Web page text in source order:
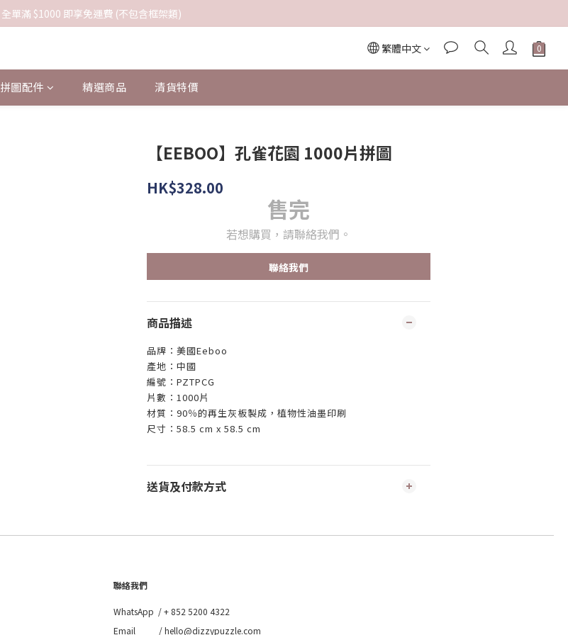
全單滿 $1000 即享免運費 (不包含框架類)
繁體中文
拼圖配件 精選商品 清貨特價
【EEBOO】孔雀花園 1000片拼圖
HK$328.00
售完
若想購買，請聯絡我們。
聯絡我們
商品描述
品牌：美國Eeboo
產地：中國
編號：PZTPCG
片數：1000片
材質：90％的再生灰板製成，植物性油墨印刷
尺寸：58.5 cm x 58.5 cm
送貨及付款方式
聯絡我們
WhatsApp /+ 852 5200 4322
Email / hello@dizzypuzzle.com